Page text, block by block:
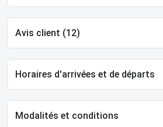
Avis client (12)
Horaires d'arrivées et de départs
Modalités et conditions